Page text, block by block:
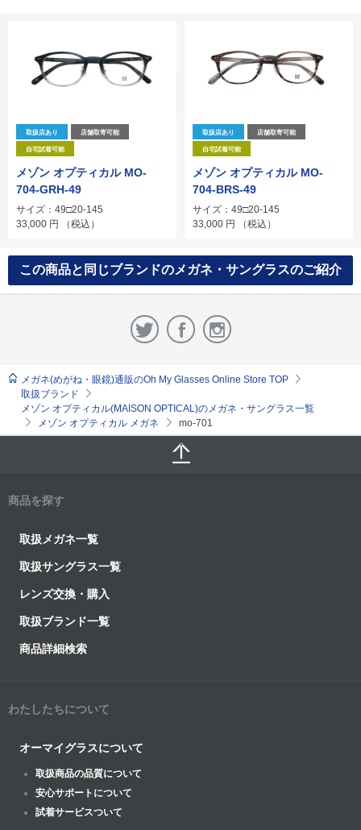
取扱店あり 店舗取寄可能
自宅試着可能
メゾン オプティカル MO-
704-GRH-49
サイズ：49□20-145
33,000 円 （税込）
取扱店あり 店舗取寄可能
自宅試着可能
メゾン オプティカル MO-
704-BRS-49
サイズ：49□20-145
33,000 円 （税込）
この商品と同じブランドのメガネ・サングラスのご紹介
メガネ(めがね・眼鏡)通販のOh My Glasses Online Store TOP
取扱ブランド
メゾン オプティカル(MAISON OPTICAL)のメガネ・サングラス一覧
メゾン オプティカル メガネ
mo-701
商品を探す
取扱メガネ一覧
取扱サングラス一覧
レンズ交換・購入
取扱ブランド一覧
商品詳細検索
わたしたちについて
オーマイグラスについて
取扱商品の品質について
安心サポートについて
試着サービスついて